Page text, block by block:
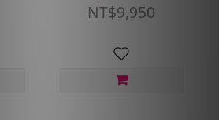
NT$9,950